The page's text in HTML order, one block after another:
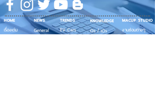
TRENDS
EV Cars
KNOWLEDGE
Os / iOs
MACUP STUDIO
งานซ่อมต่างๆ
NEWS
General
HOME
เรื่องเด่น